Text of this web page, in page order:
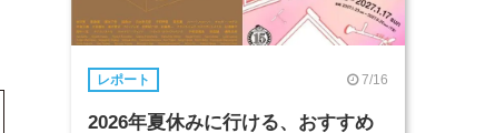
レポート 7/16
2026年夏休みに行ける、おすすめ